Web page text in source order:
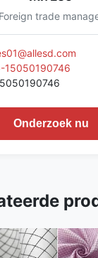
Foreign trade
15050190746
Onderzoek nu